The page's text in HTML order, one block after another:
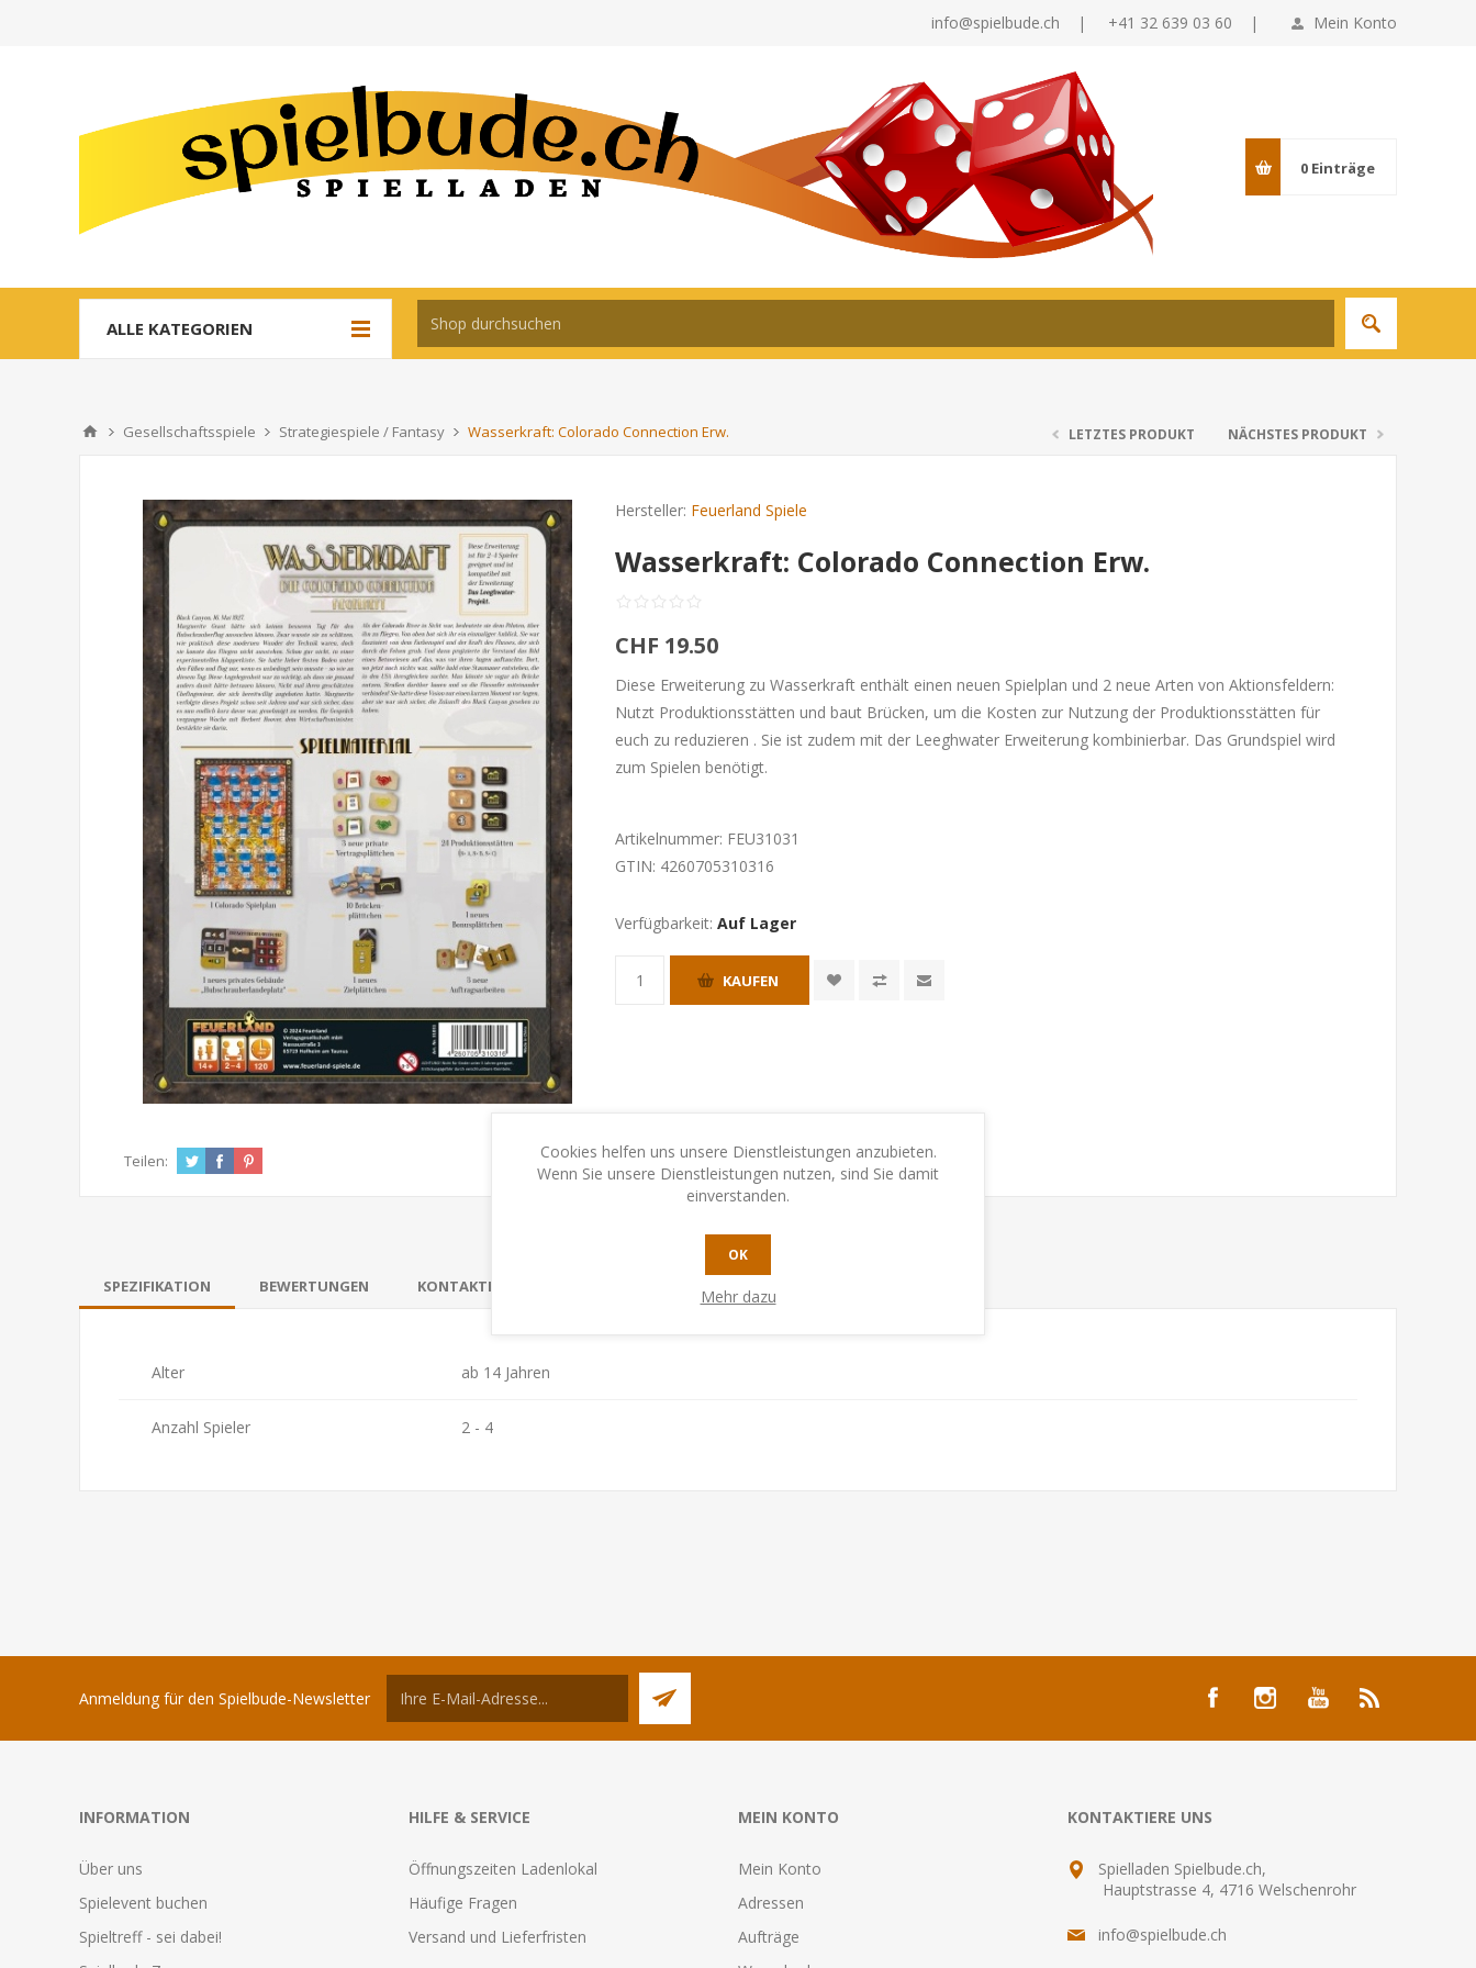
Mein Konto
info@spielbude.ch | +41 32 639 03 60 |
0 Einträge
ALLE KATEGORIEN
Gesellschaftsspiele Strategiespiele / Fantasy Wasserkraft: Colorado Connection Erw. LETZTES PRODUKT NÄCHSTES PRODUKT
Hersteller: Feuerland Spiele
Wasserkraft: Colorado Connection Erw.
CHF 19.50
Diese Erweiterung zu Wasserkraft enthält einen neuen Spielplan und 2 neue Arten von Aktionsfeldern:
Nutzt Produktionsstätten und baut Brücken, um die Kosten zur Nutzung der Produktionsstätten für
euch zu reduzieren . Sie ist zudem mit der Leeghwater Erweiterung kombinierbar. Das Grundspiel wird
zum Spielen benötigt.
Artikelnummer: FEU31031
GTIN: 4260705310316
Verfügbarkeit: Auf Lager
KAUFEN
Teilen:
SPEZIFIKATION BEWERTUNGEN KONTAKTIEREN SIE UNS
Alter ab 14 Jahren
Anzahl Spieler 2 - 4
Anmeldung für den Spielbude-Newsletter
INFORMATION
Über uns
Spielevent buchen
Spieltreff - sei dabei!
HILFE & SERVICE
Öffnungszeiten Ladenlokal
Häufige Fragen
Versand und Lieferfristen
MEIN KONTO
Mein Konto
Adressen
Aufträge
KONTAKTIERE UNS
Spielladen Spielbude.ch,
Hauptstrasse 4, 4716 Welschenrohr
info@spielbude.ch
Cookies helfen uns unsere Dienstleistungen anzubieten.
Wenn Sie unsere Dienstleistungen nutzen, sind Sie damit
einverstanden.
OK
Mehr dazu